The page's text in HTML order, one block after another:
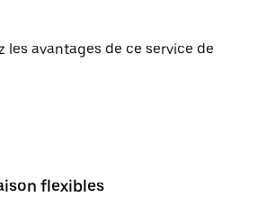
les avantages de ce service de
flexibles